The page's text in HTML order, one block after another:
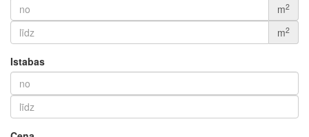
m2
m2
Istabas